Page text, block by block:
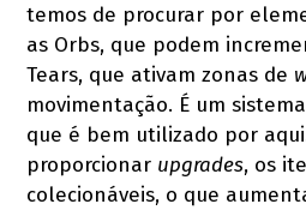
temos de procurar por
as Orbs, que podem
Tears, que ativam zonas de
movimentação. É um
que é bem utilizado por
proporcionar upgrades, os
colecionáveis, o que